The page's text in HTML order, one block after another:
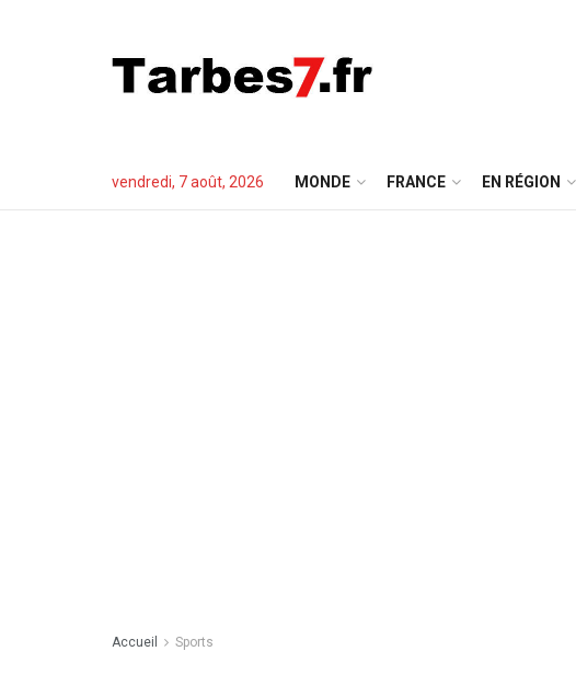
vendredi, 7 août, 2026 MONDE FRANCE EN RÉGION
Accueil Sports